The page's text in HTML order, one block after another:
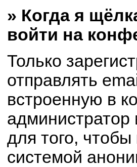
» Когда я
войти на
Только
отправлять
встроенную в
для того,
системой